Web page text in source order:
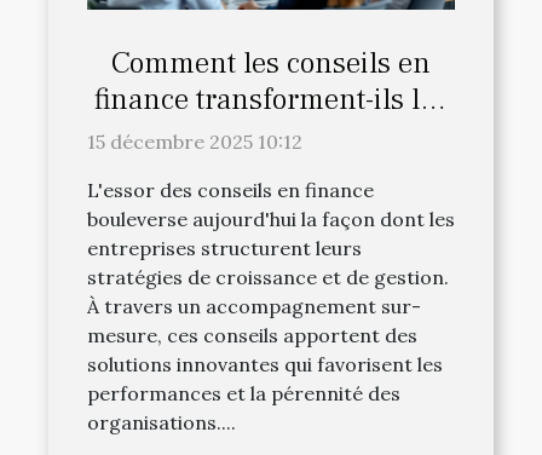
Comment les conseils en
finance transforment-ils les
entreprises ?
15 décembre 2025 10:12
L'essor des conseils en finance
bouleverse aujourd'hui la façon dont les
entreprises structurent leurs
stratégies de croissance et de gestion.
À travers un accompagnement sur-
mesure, ces conseils apportent des
solutions innovantes qui favorisent les
performances et la pérennité des
organisations....